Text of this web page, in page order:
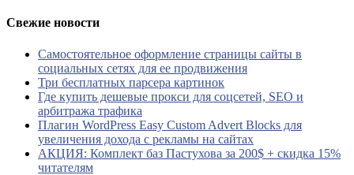
Свежие новости
Самостоятельное оформление страницы сайты в
социальных сетях для ее продвижения
Три бесплатных парсера картинок
Где купить дешевые прокси для соцсетей, SEO и
арбитража трафика
Плагин WordPress Easy Custom Advert Blocks для
увеличения дохода с рекламы на сайтах
АКЦИЯ: Комплект баз Пастухова за 200$ + скидка 15%
читателям